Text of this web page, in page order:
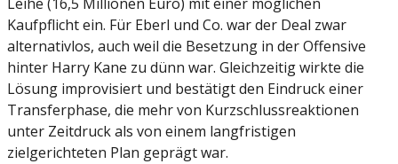
Kaufpflicht ein. Für Eberl und Co. war der Deal zwar
alternativlos, auch weil die Besetzung in der Offensive
hinter Harry Kane zu dünn war. Gleichzeitig wirkte die
Lösung improvisiert und bestätigt den Eindruck einer
Transferphase, die mehr von Kurzschlussreaktionen
unter Zeitdruck als von einem langfristigen
zielgerichteten Plan geprägt war.